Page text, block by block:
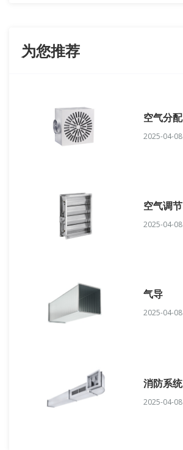
为您推荐
空气分配
2025-04-08
空气调节
2025-04-08
气导
2025-04-08
消防系统
2025-04-08